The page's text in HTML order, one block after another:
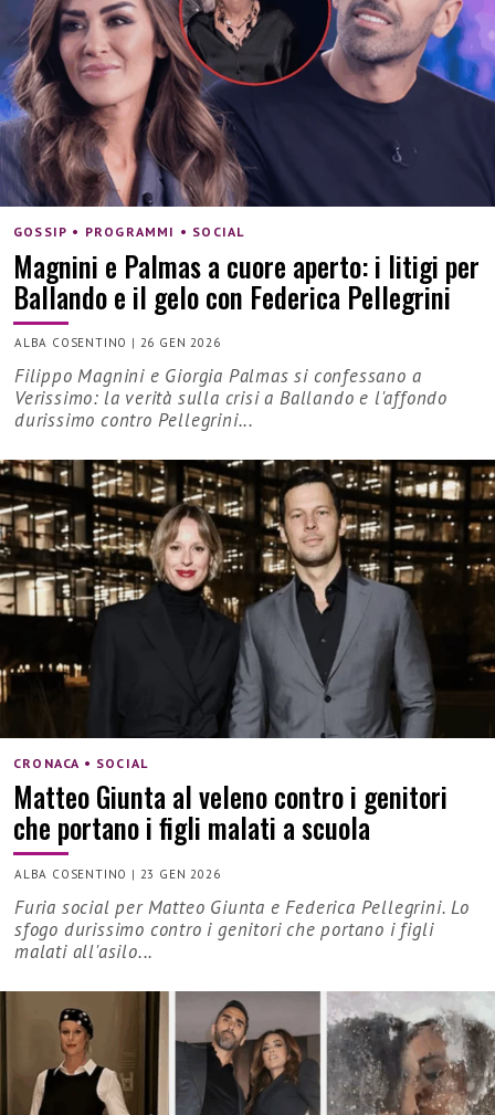
GOSSIP • PROGRAMMI • SOCIAL
Magnini e Palmas a cuore aperto: i litigi per
Ballando e il gelo con Federica Pellegrini
ALBA COSENTINO | 26 GEN 2026
Filippo Magnini e Giorgia Palmas si confessano a
Verissimo: la verità sulla crisi a Ballando e l'affondo
durissimo contro Pellegrini...
CRONACA • SOCIAL
Matteo Giunta al veleno contro i genitori
che portano i figli malati a scuola
ALBA COSENTINO | 23 GEN 2026
Furia social per Matteo Giunta e Federica Pellegrini. Lo
sfogo durissimo contro i genitori che portano i figli
malati all'asilo...